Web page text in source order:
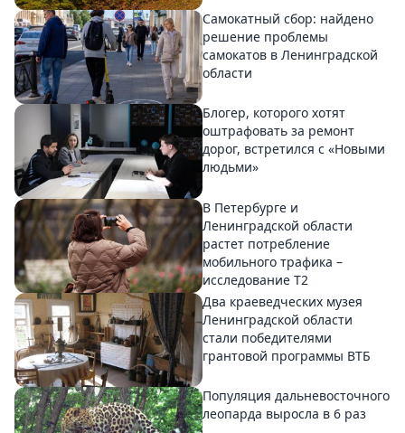
Самокатный сбор: найдено
решение проблемы
самокатов в Ленинградской
области
Блогер, которого хотят
оштрафовать за ремонт
дорог, встретился с «Новыми
людьми»
В Петербурге и
Ленинградской области
растет потребление
мобильного трафика –
исследование T2
Два краеведческих музея
Ленинградской области
стали победителями
грантовой программы ВТБ
Популяция дальневосточного
леопарда выросла в 6 раз